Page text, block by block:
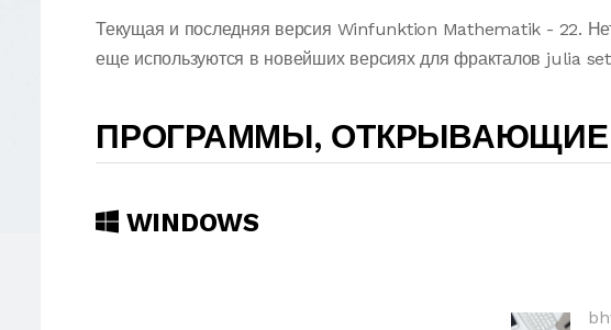
Текущая и последняя версия Winfunktion Mathematik - 22.
еще используются в новейших версиях для фракталов julia
ПРОГРАММЫ, ОТКРЫВАЮЩИЕ
WINDOWS